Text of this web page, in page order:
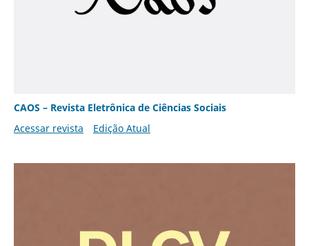
CAOS – Revista Eletrônica de Ciências Sociais
Acessar revista
Edição Atual